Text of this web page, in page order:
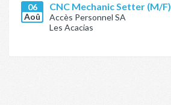
06
Aoû
CNC Mechanic Setter (M/F)
Accès Personnel SA
Les Acacias